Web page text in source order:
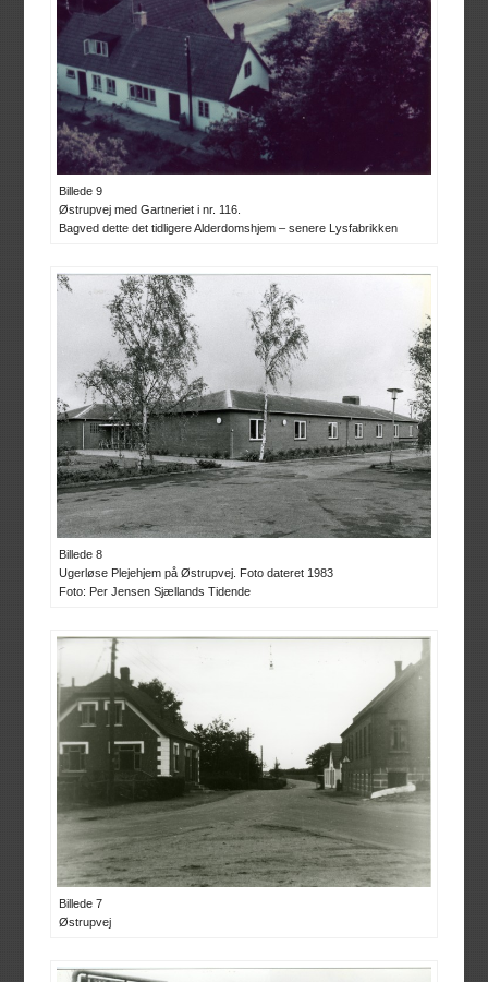
Billede 9
Østrupvej med Gartneriet i nr. 116.
Bagved dette det tidligere Alderdomshjem – senere Lysfabrikken
Billede 8
Ugerløse Plejehjem på Østrupvej. Foto dateret 1983
Foto: Per Jensen Sjællands Tidende
Billede 7
Østrupvej